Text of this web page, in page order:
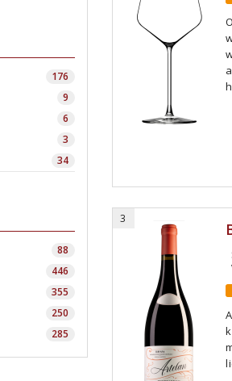
176
9
6
3
34
88
446
355
250
285
3